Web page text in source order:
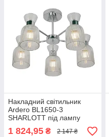
Накладний світильник
Ardero BL1650-3
SHARLOTT під лампу
хром
1 824,95 ₴ 2 147 ₴